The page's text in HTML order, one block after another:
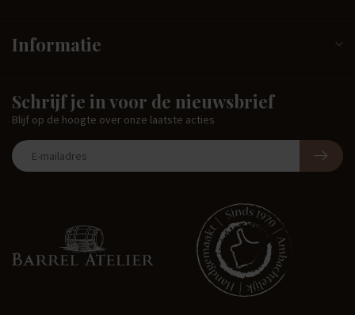
Informatie
Schrijf je in voor de nieuwsbrief
Blijf op de hoogte over onze laatste acties